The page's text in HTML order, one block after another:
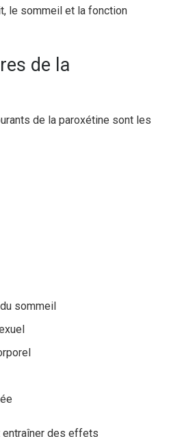
le sommeil et la fonction
de la
de la paroxétine sont les
sommeil
entraîner des effets